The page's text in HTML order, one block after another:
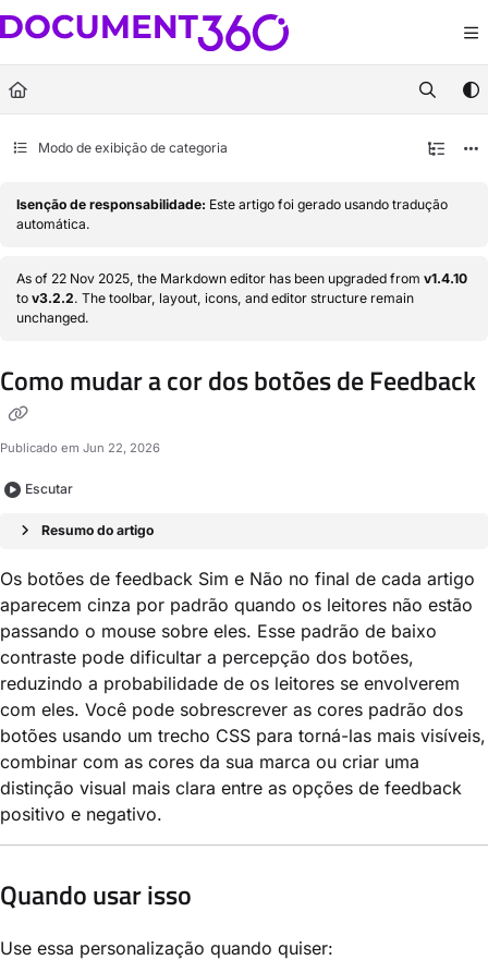
Documentation Index
Fetch the complete documentation index at:https://docs.document360.com/
Use this file to discover all available pages before exploring further.
Modo de exibição de categoria
Isenção de responsabilidade: Este artigo foi gerado usando tradução
automática.
As of 22 Nov 2025, the Markdown editor has been upgraded from v1.4.10
to v3.2.2. The toolbar, layout, icons, and editor structure remain
unchanged.
Como mudar a cor dos botões de Feedback
Publicado em Jun 22, 2026
Escutar
Resumo do artigo
Os botões de feedback Sim e Não no final de cada artigo
aparecem cinza por padrão quando os leitores não estão
passando o mouse sobre eles. Esse padrão de baixo
contraste pode dificultar a percepção dos botões,
reduzindo a probabilidade de os leitores se envolverem
com eles. Você pode sobrescrever as cores padrão dos
botões usando um trecho CSS para torná-las mais visíveis,
combinar com as cores da sua marca ou criar uma
distinção visual mais clara entre as opções de feedback
positivo e negativo.
Quando usar isso
Use essa personalização quando quiser: